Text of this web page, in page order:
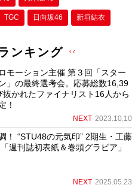
TGC 日向坂46 新垣結衣
ンキング
モーション主催 第３回「スター
」の最終選考会。応募総数16,39
かれたファイナリスト16人から
！
NEXT 2023.10.10
！ “STU48の元気印” 2期生・工藤
週刊誌初表紙＆巻頭グラビア」
NEXT 2025.05.23